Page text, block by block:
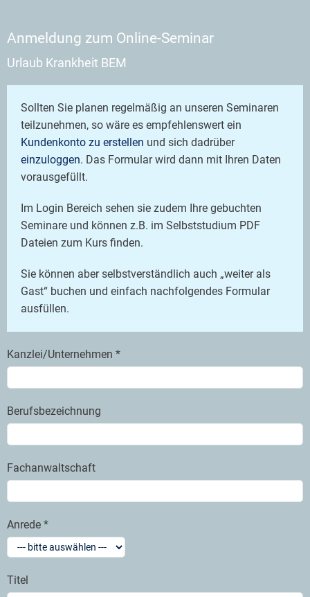
Anmeldung zum Online-Seminar
Urlaub Krankheit BEM
Sollten Sie planen regelmäßig an unseren Seminaren
teilzunehmen, so wäre es empfehlenswert ein
Kundenkonto zu erstellen und sich dadrüber
einzuloggen. Das Formular wird dann mit Ihren Daten
vorausgefüllt.
Im Login Bereich sehen sie zudem Ihre gebuchten
Seminare und können z.B. im Selbststudium PDF
Dateien zum Kurs finden.
Sie können aber selbstverständlich auch „weiter als
Gast“ buchen und einfach nachfolgendes Formular
ausfüllen.
Kanzlei/Unternehmen *
Berufsbezeichnung
Fachanwaltschaft
Anrede *
Titel